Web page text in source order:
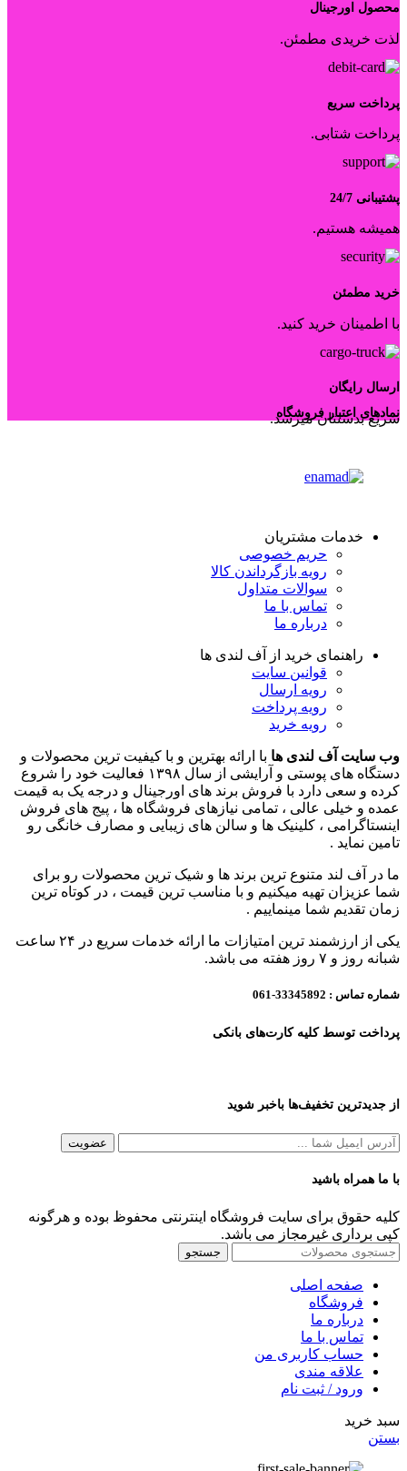
محصول اورجینال
لذت خریدی مطمئن.
پرداخت سریع
پرداخت شتابی.
پشتیبانی 24/7
همیشه هستیم.
خرید مطمئن
با اطمینان خرید کنید.
ارسال رایگان
سریع بدستتان میرسد.
نمادهای اعتبار فروشگاه
خدمات مشتریان
حریم خصوصی
رویه بازگرداندن کالا
سوالات متداول
تماس با ما
درباره ما
راهنمای خرید از آف لندی ها
قوانین سایت
رویه ارسال
رویه پرداخت
رویه خرید
وب سایت آف لندی ها با ارائه بهترین و با کیفیت ترین محصولات و
دستگاه های پوستی و آرایشی از سال ۱۳۹۸ فعالیت خود را شروع
کرده و سعی دارد با فروش برند های اورجینال و درجه یک به قیمت
عمده و خیلی عالی ، تمامی نیازهای فروشگاه ها ، پیج های فروش
اینستاگرامی ، کلینیک ها و سالن های زیبایی و مصارف خانگی رو
تامین نماید .
ما در آف لند متنوع ترین برند ها و شیک ترین محصولات رو برای
شما عزیزان تهیه میکنیم و با مناسب ترین قیمت ، در کوتاه ترین
زمان تقدیم شما مینماییم .
یکی از ارزشمند ترین امتیازات ما ارائه خدمات سریع در ۲۴ ساعت
شبانه روز و ۷ روز هفته می باشد.
شماره تماس : 33345892-061
پرداخت توسط کلیه کارت‌های بانکی
از جدیدترین تخفیف‌ها باخبر شوید
با ما همراه باشید
کلیه حقوق برای سایت فروشگاه اینترنتی محفوظ بوده و هرگونه
کپی برداری غیرمجاز می باشد.
جستجو
صفحه اصلی
فروشگاه
درباره ما
تماس با ما
حساب کاربری من
علاقه مندی
ورود / ثبت نام
سبد خرید
بستن